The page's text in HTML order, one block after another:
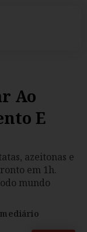
Ao
E
azeitonas e
em 1h.
mundo